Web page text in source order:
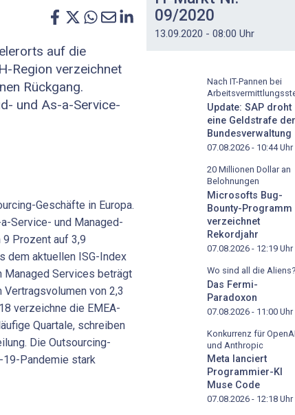
auf die
Region verzeichnet
Rückgang.
und As-a-Service-
Geschäfte in Europa.
Service- und Managed-
Prozent auf 3,9
dem aktuellen ISG-Index
Managed Services beträgt
von 2,3
verzeichne die EMEA-
Quartale, schreiben
Die Outsourcing-
19-Pandemie stark
09/2020
13.09.2020 - 08:00 Uhr
Nach IT-Pannen bei
Update: SAP droht
eine Geldstrafe der
Bundesverwaltung
07.08.2026 - 10:44Uhr
20 Millionen Dollar an
Belohnungen
Microsofts Bug-
Bounty-Programm
verzeichnet
Rekordjahr
07.08.2026 - 12:19 Uhr
Wo sind all die Aliens?
Das Fermi-
Paradoxon
07.08.2026 - 11:00 Uhr
Konkurrenz für OpenAI
und Anthropic
Meta lanciert
Programmier-KI
Muse Code
07.08.2026 - 12:18 Uhr